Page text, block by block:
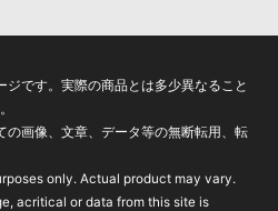
です。実際の商品とは多少異なること
の画像、文章、データ等の無断転用、転
only. Actual product may vary.
acritical or data from this site is